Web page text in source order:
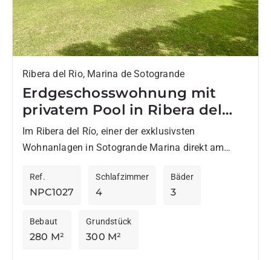
Ribera del Rio, Marina de Sotogrande
Erdgeschosswohnung mit
privatem Pool in Ribera del
Río, Sotogrande Marina
Im Ribera del Río, einer der exklusivsten
Wohnanlagen in Sotogrande Marina direkt am
Erdgeschosswohnung großzügige Innen- und
Außenbereiche in privilegierter...
NPC1027
Ref.
4
Schlafzimmer
3
Bäder
280 M²
Bebaut
300 M²
Grundstück